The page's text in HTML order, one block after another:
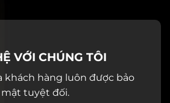
VỚI CHÚNG TÔI
khách hàng luôn được bảo
mật tuyệt đối.